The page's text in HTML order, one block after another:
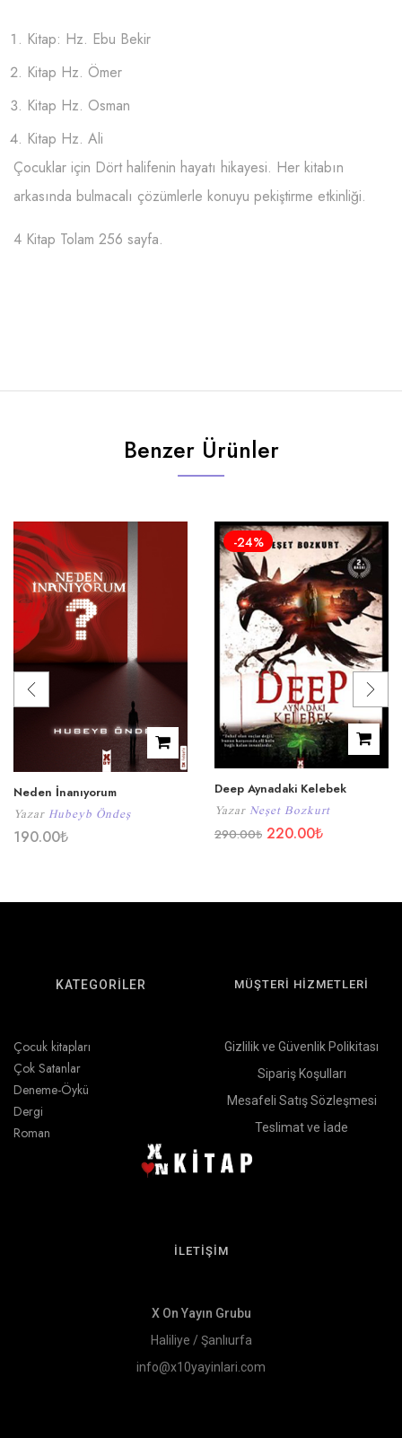
Kitap: Hz. Ebu Bekir
Kitap Hz. Ömer
Kitap Hz. Osman
Kitap Hz. Ali
Çocuklar için Dört halifenin hayatı hikayesi. Her kitabın
arkasında bulmacalı çözümlerle konuyu pekiştirme etkinliği.
4 Kitap Tolam 256 sayfa.
Benzer Ürünler
Neden İnanıyorum
Yazar Hubeyb Öndeş
190.00₺
-24%
Deep Aynadaki Kelebek
Yazar Neşet Bozkurt
290.00₺ 220.00₺
KATEGORİLER
Çocuk kitapları
Çok Satanlar
Deneme-Öykü
Dergi
Roman
MÜŞTERİ HİZMETLERİ
Gizlilik ve Güvenlik Polikitası
Sipariş Koşulları
Mesafeli Satış Sözleşmesi
Teslimat ve İade
İLETİŞİM
X On Yayın Grubu
Haliliye / Şanlıurfa
info@x10yayinlari.com